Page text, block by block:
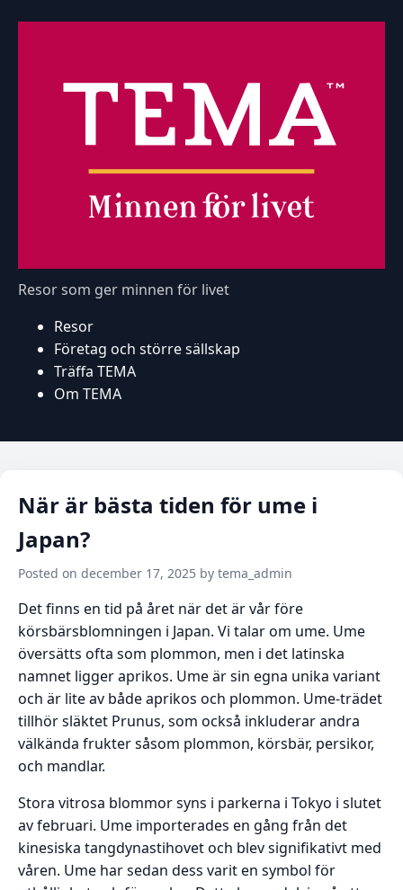
Resor som ger minnen för livet
Resor
Företag och större sällskap
Träffa TEMA
Om TEMA
När är bästa tiden för ume i
Japan?
Posted on december 17, 2025 by tema_admin
Det finns en tid på året när det är vår före
körsbärsblomningen i Japan. Vi talar om ume. Ume
översätts ofta som plommon, men i det latinska
namnet ligger aprikos. Ume är sin egna unika variant
och är lite av både aprikos och plommon. Ume-trädet
tillhör släktet Prunus, som också inkluderar andra
välkända frukter såsom plommon, körsbär, persikor,
och mandlar.
Stora vitrosa blommor syns i parkerna i Tokyo i slutet
av februari. Ume importerades en gång från det
kinesiska tangdynastihovet och blev signifikativt med
våren. Ume har sedan dess varit en symbol för